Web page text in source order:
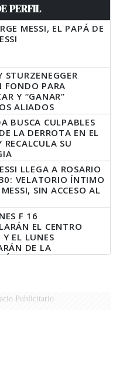
PERFIL
MESSI, EL PAPÁ DE
STURZENEGGER
FONDO PARA
Y “GANAR”
ALIADOS
BUSCA CULPABLES
LA DERROTA EN EL
RECALCULA SU
LLEGA A ROSARIO
VELATORIO ÍNTIMO
SIN ACCESO AL
F 16
EL CENTRO
EL LUNES
DE LA
DE LA FUERZA
Publicitario